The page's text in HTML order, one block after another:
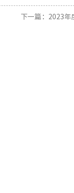
下一篇：2023